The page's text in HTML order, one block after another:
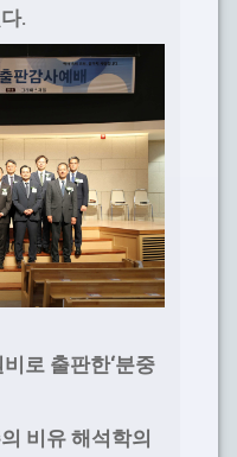
.
로 출판한‘분중
비유 해석학의